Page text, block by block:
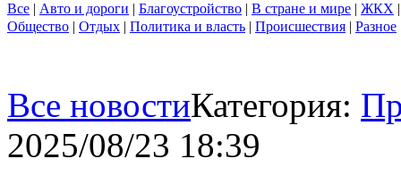
Все | Авто и дороги | Благоустройство | В стране и мире | ЖКХ
Общество | Отдых | Политика и власть | Происшествия | Разное
Все новостиКатегория:
2025/08/23 18:39